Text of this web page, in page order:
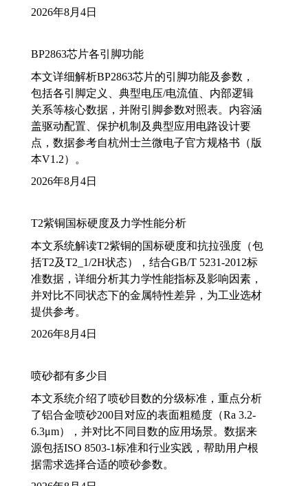
2026年8月4日
BP2863芯片各引脚功能
本文详细解析BP2863芯片的引脚功能及参数，
包括各引脚定义、典型电压/电流值、内部逻辑
关系等核心数据，并附引脚参数对照表。内容涵
盖驱动配置、保护机制及典型应用电路设计要
点，数据参考自杭州士兰微电子官方规格书（版
本V1.2）。
2026年8月4日
T2紫铜国标硬度及力学性能分析
本文系统解读T2紫铜的国标硬度和抗拉强度（包
括T2及T2_1/2H状态），结合GB/T 5231-2012标
准数据，详细分析其力学性能指标及影响因素，
并对比不同状态下的金属特性差异，为工业选材
提供参考。
2026年8月4日
喷砂都有多少目
本文系统介绍了喷砂目数的分级标准，重点分析
了铝合金喷砂200目对应的表面粗糙度（Ra 3.2-
6.3μm），并对比不同目数的应用场景。数据来
源包括ISO 8503-1标准和行业实践，帮助用户根
据需求选择合适的喷砂参数。